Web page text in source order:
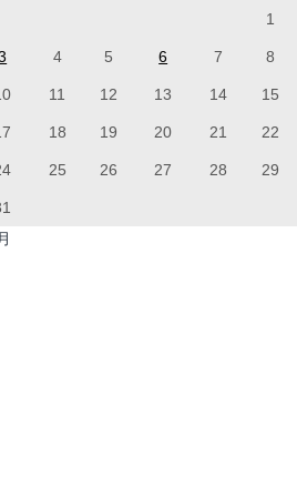
1
4 5 6 7 8
11 12 13 14 15
18 19 20 21 22
25 26 27 28 29